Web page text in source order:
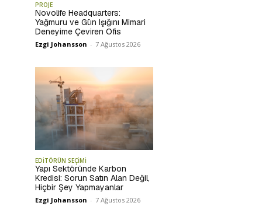
PROJE
Novolife Headquarters:
Yağmuru ve Gün Işığını Mimari
Deneyime Çeviren Ofis
Ezgi Johansson - 7 Ağustos 2026
EDİTÖRÜN SEÇİMİ
Yapı Sektöründe Karbon
Kredisi: Sorun Satın Alan Değil,
Hiçbir Şey Yapmayanlar
Ezgi Johansson - 7 Ağustos 2026